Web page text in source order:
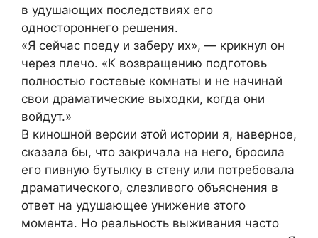
в удушающих последствиях его
одностороннего решения.
«Я сейчас поеду и заберу их», — крикнул он
через плечо. «К возвращению подготовь
полностью гостевые комнаты и не начинай
свои драматические выходки, когда они
войдут.»
В киношной версии этой истории я, наверное,
сказала бы, что закричала на него, бросила
его пивную бутылку в стену или потребовала
драматического, слезливого объяснения в
ответ на удушающее унижение этого
момента. Но реальность выживания часто